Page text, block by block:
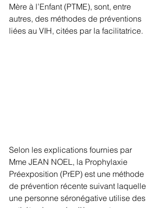
Mère à l’Enfant (PTME), sont, entre
autres, des méthodes de préventions
liées au VIH, citées par la facilitatrice.
Selon les explications fournies par
Mme JEAN NOEL, la Prophylaxie
Préexposition (PrEP) est une méthode
de prévention récente suivant laquelle
une personne séronégative utilise des